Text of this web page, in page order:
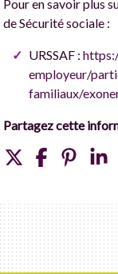
Pour en savoir plus
de Sécurité sociale :
URSSAF :
employeur/
familiaux/
Partagez cette